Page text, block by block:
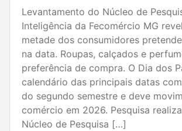
Levantamento do Núcleo de
Inteligência da Fecomércio MG
metade dos consumidores
na data. Roupas, calçados e
preferência de compra. O Dia dos
calendário das principais datas
do segundo semestre e deve
comércio em 2026. Pesquisa
Núcleo de Pesquisa […]